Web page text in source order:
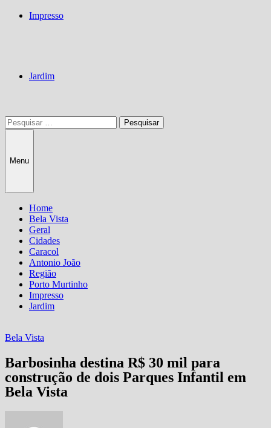
Impresso
Jardim
Pesquisar
por:
Menu
Home
Bela Vista
Geral
Cidades
Caracol
Antonio João
Região
Porto Murtinho
Impresso
Jardim
Bela Vista
Barbosinha destina R$ 30 mil para
construção de dois Parques Infantil em
Bela Vista